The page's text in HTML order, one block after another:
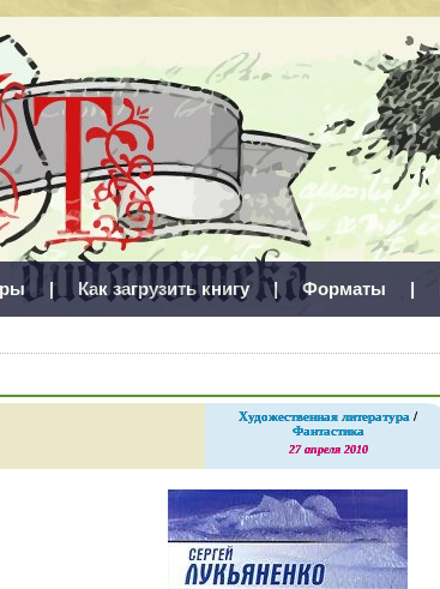
| Как загрузить книгу | Форматы |
Художественная литература /
Фантастика
27 апреля 2010